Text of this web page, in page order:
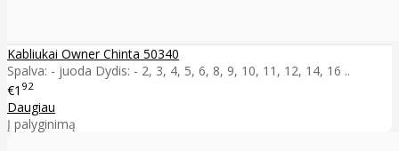
Kabliukai Owner Chinta 50340
Spalva: - juoda Dydis: - 2, 3, 4, 5, 6, 8, 9, 10, 11, 12, 14, 16 ..
€1 92
Daugiau
Į palyginimą